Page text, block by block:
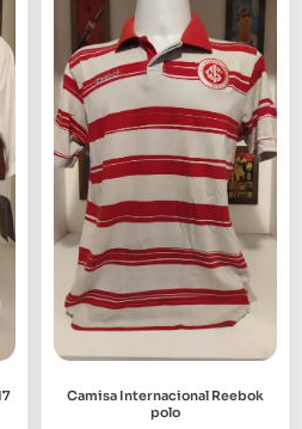
Camisa Internacional Reebok
polo